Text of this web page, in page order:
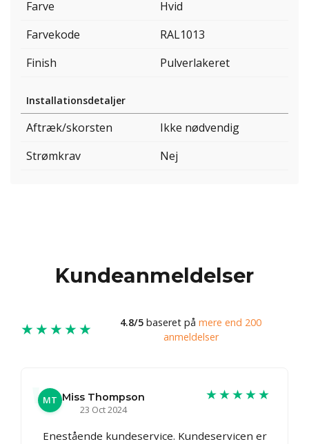
Farve
Hvid
Farvekode
RAL1013
Finish
Pulverlakeret
Installationsdetaljer
Aftræk/skorsten
Ikke nødvendig
Strømkrav
Nej
Kundeanmeldelser
★★★★★ 4.8/5 baseret på mere end 200
anmeldelser
MT Miss Thompson
23 Oct 2024
★★★★★
Enestående kundeservice. Kundeservicen er